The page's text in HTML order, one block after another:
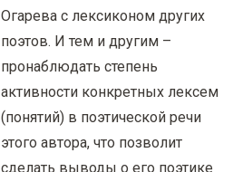
Огарева с лексиконом других
поэтов. И тем и другим –
пронаблюдать степень
активности конкретных лексем
(понятий) в поэтической речи
этого автора, что позволит
сделать выводы о его поэтике